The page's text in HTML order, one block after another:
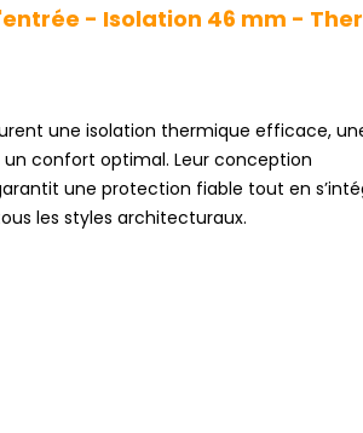
- Isolation 46 mm -
une isolation thermique efficace,
confort optimal. Leur conception
une protection fiable tout en
les styles architecturaux.